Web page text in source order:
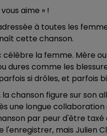
aime » !
à toutes les
cette chanson.
la femme. Mère
dures comme les
si drôles, et parfois
chanson figure sur son
une longue
par peur d'être taxé
l'enregistrer, mais Julien